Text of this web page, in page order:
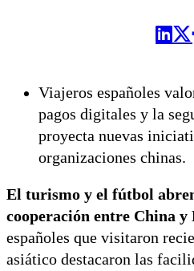
Viajeros españoles
pagos digitales y la
proyecta nuevas
organizaciones chinas.
El turismo y el fútbol
cooperación entre China y
españoles que visitaron
asiático destacaron las